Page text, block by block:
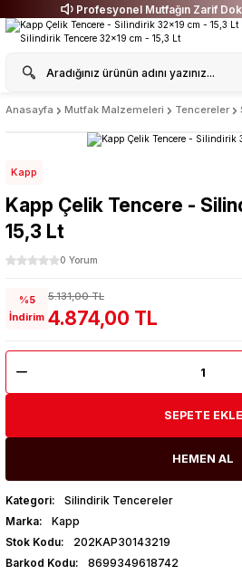
Profesyonel Mutfağın Zarif
Anasayfa Mutfak Malzemeleri Tencereler
Kapp
Kapp Çelik Tencere -
15,3 Lt
0 Yorum
%5
İndirim
5.131,00 TL
4.874,00 TL
SEPETE EKLE
HEMEN AL
Kategori
Silindirik Tencereler
Marka
Kapp
Stok Kodu
202KAP30143219
Barkod Kodu
8699349618742